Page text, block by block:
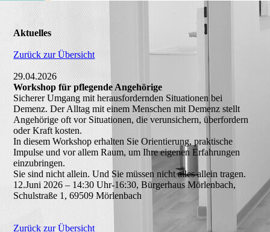
Aktuelles
Zurück zur Übersicht
29.04.2026
Workshop für pflegende Angehörige
Sicherer Umgang mit herausfordernden Situationen bei
Demenz. Der Alltag mit einem Menschen mit Demenz stellt
Angehörige oft vor Situationen, die verunsichern, überfordern
oder Kraft kosten.
In diesem Workshop erhalten Sie Orientierung, praktische
Impulse und vor allem Raum, um Ihre eigenen Erfahrungen
einzubringen.
Sie sind nicht allein. Und Sie müssen nicht alles allein tragen.
12.Juni 2026 – 14:30 Uhr-16:30, Bürgerhaus Mörlenbach,
Schulstraße 1, 69509 Mörlenbach
Zurück zur Übersicht